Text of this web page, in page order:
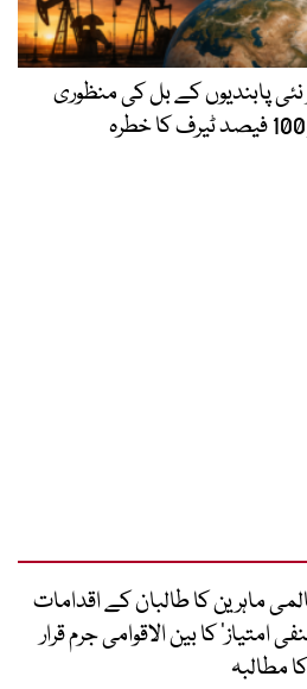
پابندیوں کے بل کی منظوری
ماہرین کا طالبان کے اقدامات
امتیاز‘ کا بین الاقوامی جرم قرار
مطالبہ